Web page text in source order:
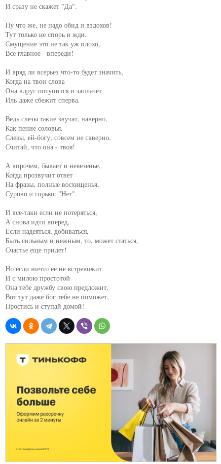
И сразу не скажет "Да".
Ну что же, не надо обид и вздохов!
Тут только не спорь и жди.
Смущение это не так уж плохо,
Все главное - впереди!
И вряд ли всерьез что-то будет значить,
Когда на твои слова
Она вдруг потупится и заплачет
Иль даже сбежит сперва.
Ведь слезы такие звучат, наверно,
Как пение соловья.
Слезы, ей-богу, совсем не скверно,
Считай, что она - твоя!
А впрочем, бывает и невезенье,
Когда прозвучит ответ
На фразы, полные восхищенья,
Сурово и горько: "Нет".
И все-таки если не потеряться,
А снова идти вперед,
Если надеяться, добиваться,
Быть сильным и нежным, то, может статься,
Счастье еще придет!
Но если ничто ее не встревожит
И с милою простотой
Она тебе дружбу свою предложит,
Вот тут даже бог тебе не поможет,
Простись и ступай домой!